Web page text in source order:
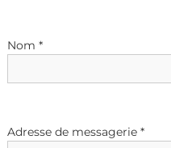
Nom *
Adresse de messagerie *